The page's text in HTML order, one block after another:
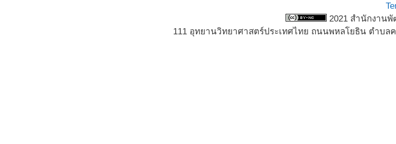
2021 สำนักงาน
111 อุทยานวิทยาศาสตร์ประเทศไทย ถนนพหลโยธิน ตำบล